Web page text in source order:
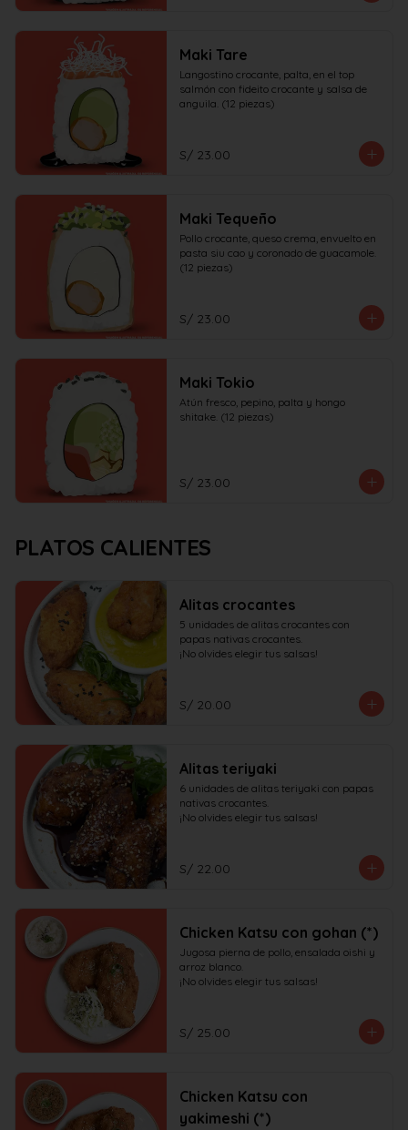
Maki Tare
Langostino crocante, palta, en el top
salmón con fideito crocante y salsa de
anguila. (12 piezas)
S/ 23.00
Maki Tequeño
Pollo crocante, queso crema, envuelto en
pasta siu cao y coronado de guacamole.
(12 piezas)
S/ 23.00
Maki Tokio
Atún fresco, pepino, palta y hongo
shitake. (12 piezas)
S/ 23.00
PLATOS CALIENTES
Alitas crocantes
5 unidades de alitas crocantes con
papas nativas crocantes.
¡No olvides elegir tus salsas!
S/ 20.00
Alitas teriyaki
6 unidades de alitas teriyaki con papas
nativas crocantes.
¡No olvides elegir tus salsas!
S/ 22.00
Chicken Katsu con gohan (*)
Jugosa pierna de pollo, ensalada oishi y
arroz blanco.
¡No olvides elegir tus salsas!
S/ 25.00
Chicken Katsu con
yakimeshi (*)